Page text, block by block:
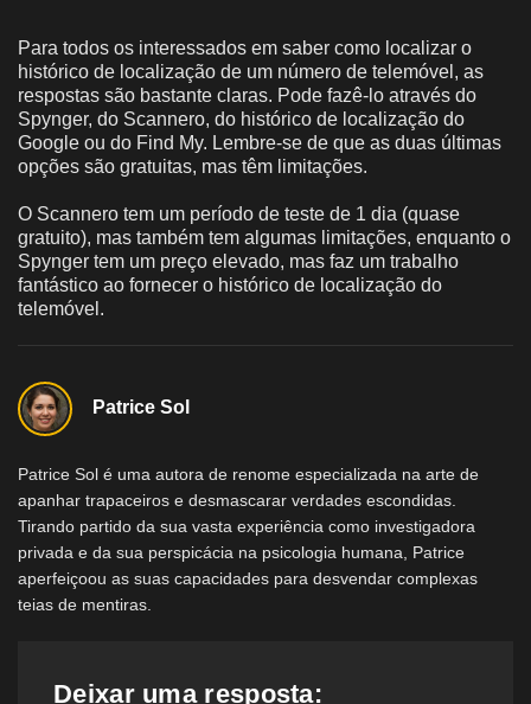
Para todos os interessados em saber como localizar o
histórico de localização de um número de telemóvel, as
respostas são bastante claras. Pode fazê-lo através do
Spynger, do Scannero, do histórico de localização do
Google ou do Find My. Lembre-se de que as duas últimas
opções são gratuitas, mas têm limitações.
O Scannero tem um período de teste de 1 dia (quase
gratuito), mas também tem algumas limitações, enquanto o
Spynger tem um preço elevado, mas faz um trabalho
fantástico ao fornecer o histórico de localização do
telemóvel.
Patrice Sol
Patrice Sol é uma autora de renome especializada na arte de
apanhar trapaceiros e desmascarar verdades escondidas.
Tirando partido da sua vasta experiência como investigadora
privada e da sua perspicácia na psicologia humana, Patrice
aperfeiçoou as suas capacidades para desvendar complexas
teias de mentiras.
Deixar uma resposta: